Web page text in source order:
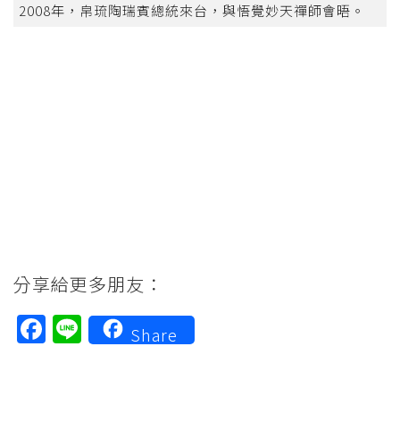
2008年，帛琉陶瑞賓總統來台，與悟覺妙天禪師會晤。
分享給更多朋友：
Facebook
LineShare